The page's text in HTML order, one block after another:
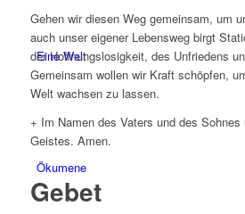
Eine Welt
Ökumene
Gehen wir diesen Weg gemeinsam, um
auch unser eigener Lebensweg birgt
der Hoffnungslosigkeit, des Unfriedens
Gemeinsam wollen wir Kraft schöpfen,
Welt wachsen zu lassen.
+ Im Namen des Vaters und des Sohnes
Geistes. Amen.
Gebet